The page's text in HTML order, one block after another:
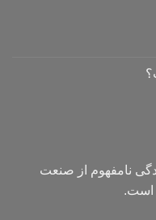
نامفهوم از صنعت
است.